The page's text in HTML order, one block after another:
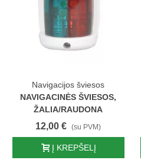
Navigacijos šviesos
NAVIGACINĖS ŠVIESOS,
ŽALIA/RAUDONA
12,00 € (su PVM)
Į KREPŠELĮ